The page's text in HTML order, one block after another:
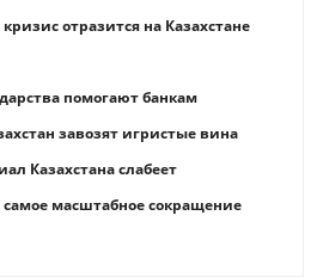
отразится на Казахстане
помогают банкам
завозят игристые вина
Казахстана слабеет
масштабное сокращение